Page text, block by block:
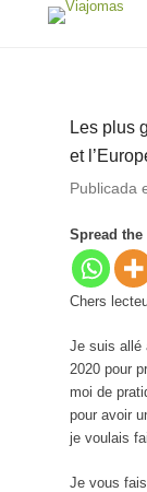
Les plus
et
Publicada
Spread the
Chers
Je suis allé
2020 pour
moi de
pour avoir
je voulais
Je vous